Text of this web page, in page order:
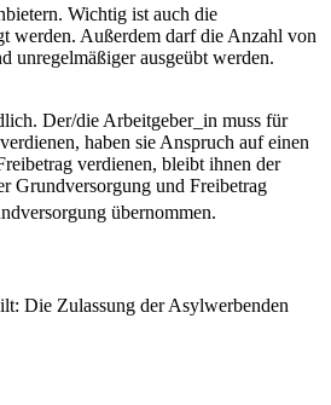
Wichtig ist auch die
werden. Außerdem darf die Anzahl von
unregelmäßiger ausgeübt werden.
Der/die Arbeitgeber_in muss für
haben sie Anspruch auf einen
verdienen, bleibt ihnen der
Grundversorgung und Freibetrag
übernommen.
Die Zulassung der Asylwerbenden